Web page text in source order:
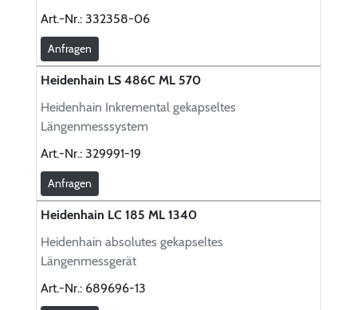
Art.-Nr.: 332358-06
Anfragen
Heidenhain LS 486C ML 570
Heidenhain Inkremental gekapseltes
Längenmesssystem
Art.-Nr.: 329991-19
Anfragen
Heidenhain LC 185 ML 1340
Heidenhain absolutes gekapseltes
Längenmessgerät
Art.-Nr.: 689696-13